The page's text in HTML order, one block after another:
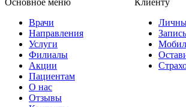
Врачи
Направления
Услуги
Филиалы
Акции
Пациентам
О нас
Отзывы
Запись